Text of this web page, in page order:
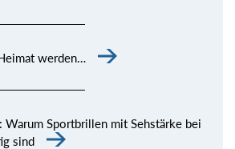
werden…
Warum Sportbrillen mit Sehstärke bei
sind